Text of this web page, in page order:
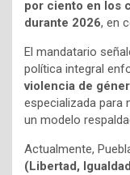
por ciento en los
durante 2026, en
El mandatario
política integral
violencia de
especializada para
un modelo
Actualmente,
(Libertad,